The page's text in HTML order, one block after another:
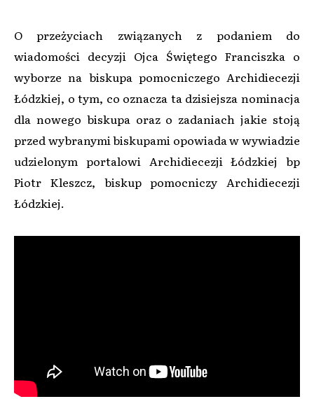
O przeżyciach związanych z podaniem do
wiadomości decyzji Ojca Świętego Franciszka o
wyborze na biskupa pomocniczego Archidiecezji
Łódzkiej, o tym, co oznacza ta dzisiejsza nominacja
dla nowego biskupa oraz o zadaniach jakie stoją
przed wybranymi biskupami opowiada w wywiadzie
udzielonym portalowi Archidiecezji Łódzkiej bp
Piotr Kleszcz, biskup pomocniczy Archidiecezji
Łódzkiej.